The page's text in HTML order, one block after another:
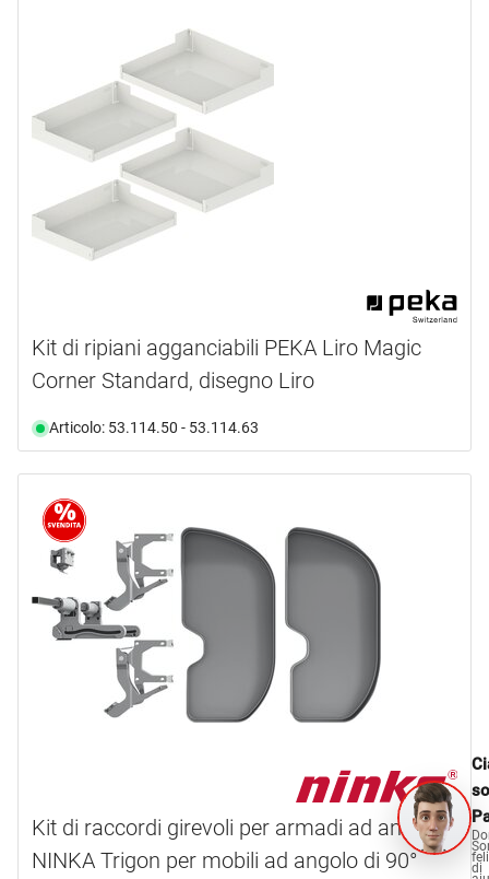
Kit di ripiani agganciabili PEKA Liro Magic
Corner Standard, disegno Liro
Articolo: 53.114.50 - 53.114.63
Kit di raccordi girevoli per armadi ad angolo
NINKA Trigon per mobili ad angolo di 90°
di